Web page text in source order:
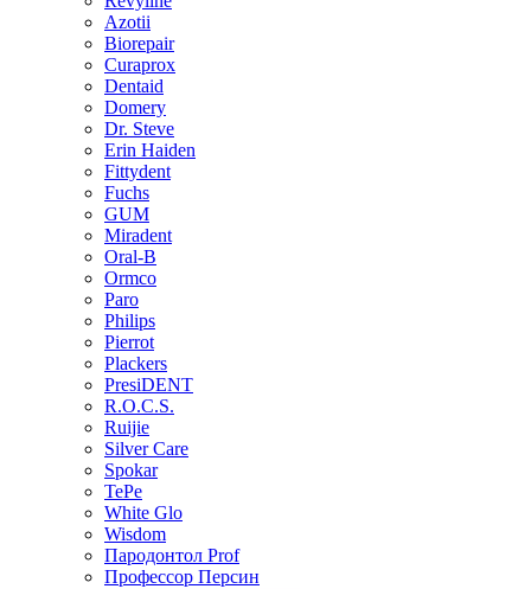
Azotii
Biorepair
Curaprox
Dentaid
Domery
Dr. Steve
Erin Haiden
Fittydent
Fuchs
GUM
Miradent
Oral-B
Ormco
Paro
Philips
Pierrot
Plackers
PresiDENT
R.O.C.S.
Ruijie
Silver Care
Spokar
TePe
White Glo
Wisdom
Пародонтол Prof
Профессор Персин